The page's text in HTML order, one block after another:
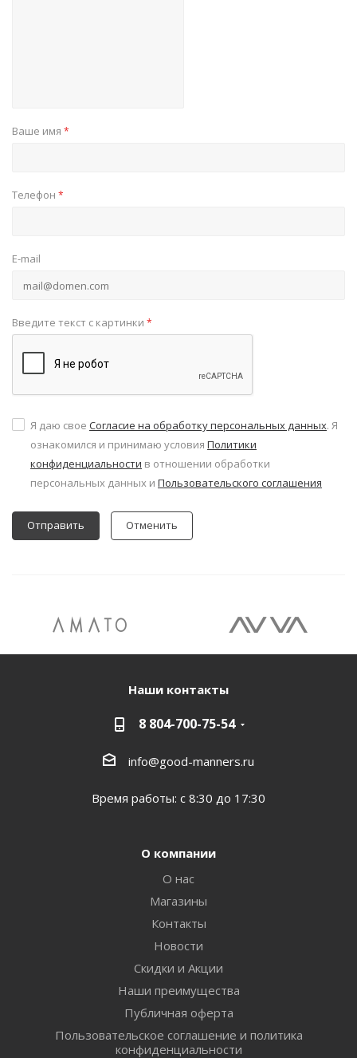
Ваше имя *
Телефон *
E-mail
Введите текст с картинки *
Я даю свое Согласие на обработку персональных данных. Я
ознакомился и принимаю условия Политики
конфиденциальности в отношении обработки
персональных данных и Пользовательского соглашения
Отменить
Наши контакты
8 804-700-75-54
info@good-manners.ru
Время работы: с 8:30 до 17:30
О компании
О нас
Магазины
Контакты
Новости
Скидки и Акции
Наши преимущества
Публичная оферта
Пользовательское соглашение и политика
конфиденциальности